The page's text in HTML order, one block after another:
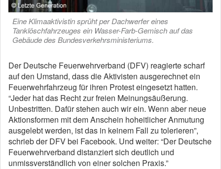
Eine Klimaaktivistin sprüht per Dachwerfer eines
Tanklöschfahrzeuges ein Wasser-Farb-Gemisch auf das
Gebäude des Bundesverkehrsministeriums.
Der Deutsche Feuerwehrverband (DFV) reagierte scharf
auf den Umstand, dass die Aktivisten ausgerechnet ein
Feuerwehrfahrzeug für ihren Protest eingesetzt hatten.
“Jeder hat das Recht zur freien Meinungsäußerung.
Unbestritten. Dafür stehen auch wir ein. Wenn aber neue
Aktionsformen mit dem Anschein hoheitlicher Anmutung
ausgelebt werden, ist das in keinem Fall zu tolerieren”,
schrieb der DFV bei Facebook. Und weiter: “Der Deutsche
Feuerwehrverband distanziert sich deutlich und
unmissverständlich von einer solchen Praxis.”